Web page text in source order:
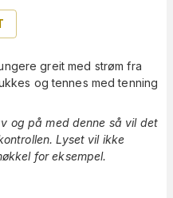
greit med strøm fra
og tennes med tenning
og på med denne så vil det
Lyset vil ikke
for eksempel.